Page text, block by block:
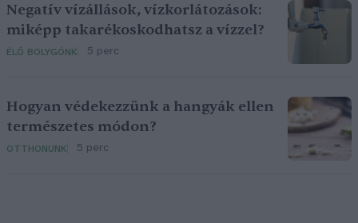
Negatív vízállások, vízkorlátozások:
miképp takarékoskodhatsz a vízzel?
ÉLŐ BOLYGÓNK 5 perc
Hogyan védekezzünk a hangyák ellen
természetes módon?
OTTHONUNK 5 perc